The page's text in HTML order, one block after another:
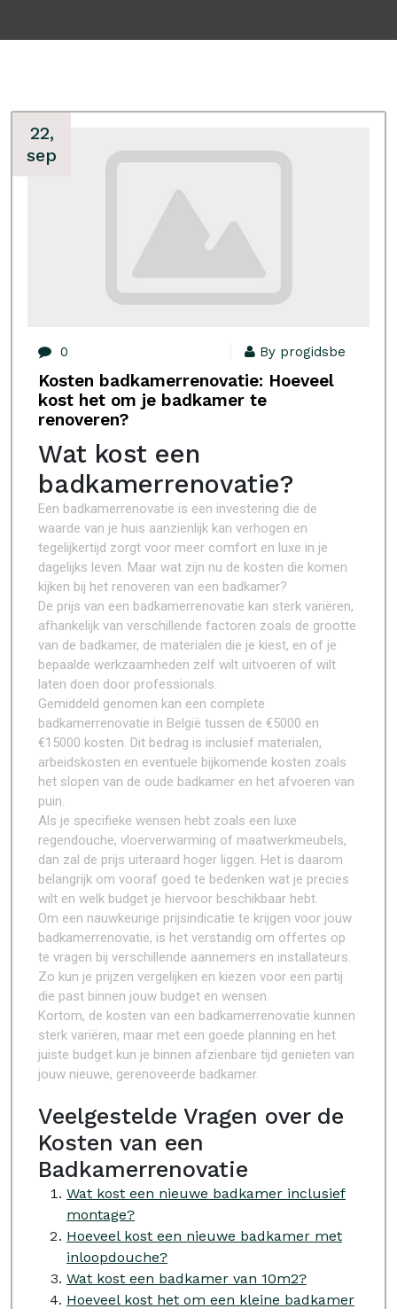
22,
sep
0 By progidsbe
Kosten badkamerrenovatie: Hoeveel
kost het om je badkamer te
renoveren?
Wat kost een
badkamerrenovatie?
Een badkamerrenovatie is een investering die de
waarde van je huis aanzienlijk kan verhogen en
tegelijkertijd zorgt voor meer comfort en luxe in je
dagelijks leven. Maar wat zijn nu de kosten die komen
kijken bij het renoveren van een badkamer?
De prijs van een badkamerrenovatie kan sterk variëren,
afhankelijk van verschillende factoren zoals de grootte
van de badkamer, de materialen die je kiest, en of je
bepaalde werkzaamheden zelf wilt uitvoeren of wilt
laten doen door professionals.
Gemiddeld genomen kan een complete
badkamerrenovatie in België tussen de €5000 en
€15000 kosten. Dit bedrag is inclusief materialen,
arbeidskosten en eventuele bijkomende kosten zoals
het slopen van de oude badkamer en het afvoeren van
puin.
Als je specifieke wensen hebt zoals een luxe
regendouche, vloerverwarming of maatwerkmeubels,
dan zal de prijs uiteraard hoger liggen. Het is daarom
belangrijk om vooraf goed te bedenken wat je precies
wilt en welk budget je hiervoor beschikbaar hebt.
Om een nauwkeurige prijsindicatie te krijgen voor jouw
badkamerrenovatie, is het verstandig om offertes op
te vragen bij verschillende aannemers en installateurs.
Zo kun je prijzen vergelijken en kiezen voor een partij
die past binnen jouw budget en wensen.
Kortom, de kosten van een badkamerrenovatie kunnen
sterk variëren, maar met een goede planning en het
juiste budget kun je binnen afzienbare tijd genieten van
jouw nieuwe, gerenoveerde badkamer.
Veelgestelde Vragen over de
Kosten van een
Badkamerrenovatie
Wat kost een nieuwe badkamer inclusief
montage?
Hoeveel kost een nieuwe badkamer met
inloopdouche?
Wat kost een badkamer van 10m2?
Hoeveel kost het om een kleine badkamer